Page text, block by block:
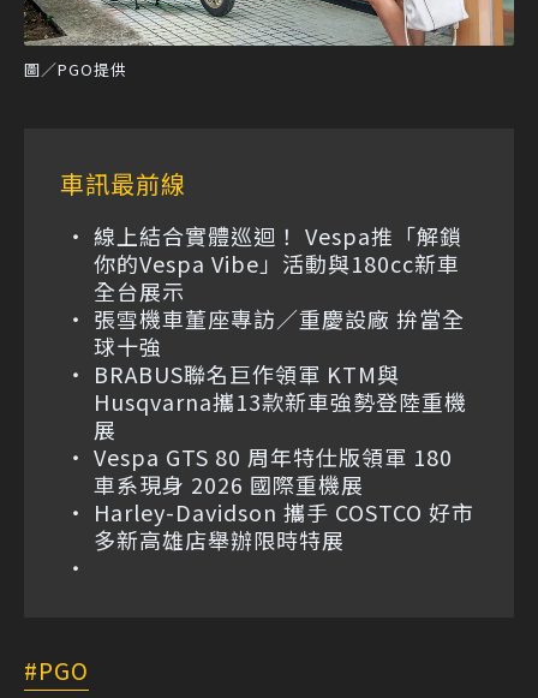
圖／PGO提供
車訊最前線
線上結合實體巡迴！ Vespa推「解鎖
你的Vespa Vibe」活動與180cc新車
全台展示
張雪機車董座專訪／重慶設廠 拚當全
球十強
BRABUS聯名巨作領軍 KTM與
Husqvarna攜13款新車強勢登陸重機
展
Vespa GTS 80 周年特仕版領軍 180
車系現身 2026 國際重機展
Harley-Davidson 攜手 COSTCO 好市
多新高雄店舉辦限時特展
PGO